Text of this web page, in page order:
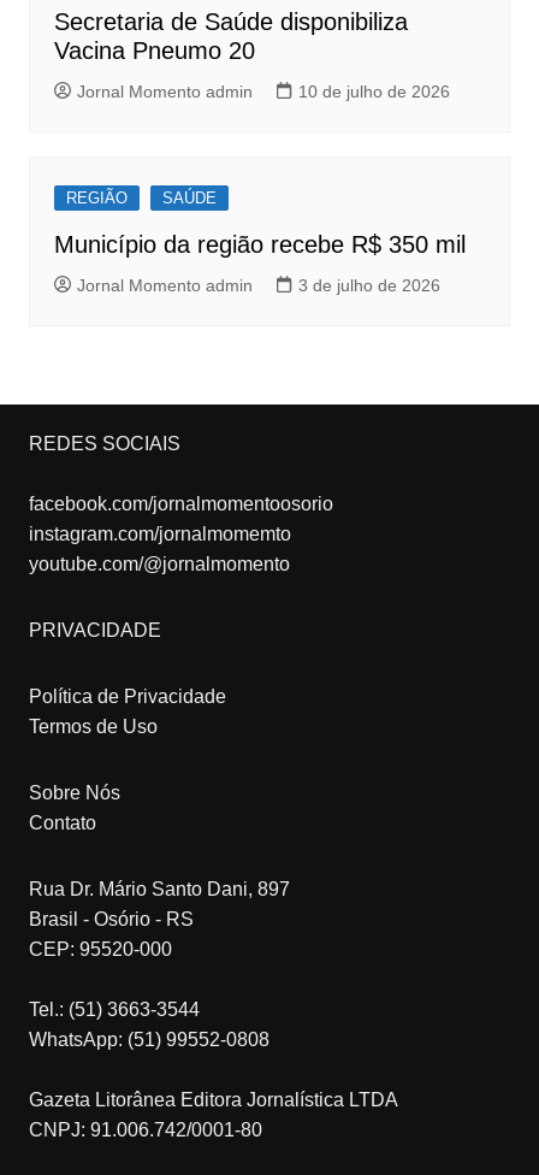
Secretaria de Saúde disponibiliza
Vacina Pneumo 20
Jornal Momento admin 10 de julho de 2026
REGIÃO SAÚDE
Município da região recebe R$ 350 mil
Jornal Momento admin 3 de julho de 2026
REDES SOCIAIS
facebook.com/jornalmomentoosorio
instagram.com/jornalmomemto
youtube.com/@jornalmomento
PRIVACIDADE
Política de Privacidade
Termos de Uso
Sobre Nós
Contato
Rua Dr. Mário Santo Dani, 897
Brasil - Osório - RS
CEP: 95520-000
Tel.: (51) 3663-3544
WhatsApp: (51) 99552-0808
Gazeta Litorânea Editora Jornalística LTDA
CNPJ: 91.006.742/0001-80